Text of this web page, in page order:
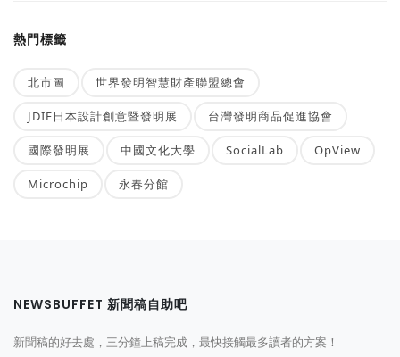
熱門標籤
北市圖 世界發明智慧財產聯盟總會
JDIE日本設計創意暨發明展 台灣發明商品促進協會
國際發明展 中國文化大學 SocialLab OpView
Microchip 永春分館
NEWSBUFFET 新聞稿自助吧
新聞稿的好去處，三分鐘上稿完成，最快接觸最多讀者的方案！